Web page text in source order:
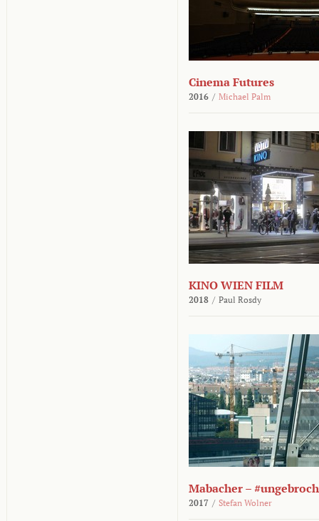
Cinema Futures
2016 / Michael Palm
KINO WIEN FILM
2018 / Paul Rosdy
Mabacher –
2017 / Stefan Wolner